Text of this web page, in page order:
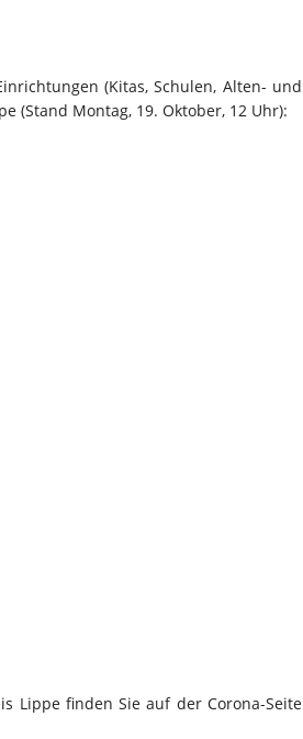
(Kitas, Schulen, Alten- und
(Stand Montag, 19. Oktober, 12 Uhr):
Lippe finden Sie auf der Corona-Seite